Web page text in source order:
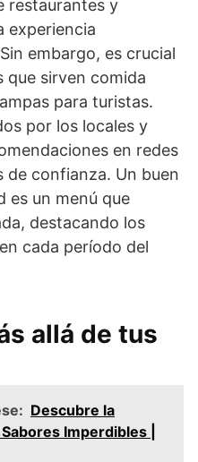
restaurantes y
experiencia
embargo, es crucial
que sirven comida
para turistas.
por los locales y
en redes
de confianza. Un buen
es un menú que
destacando los
cada período del
allá de tus
Descubre la
Imperdibles |